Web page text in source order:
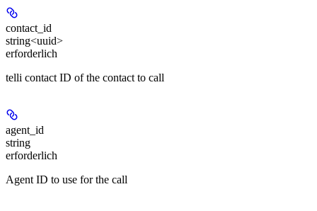
contact_id
string<uuid>
erforderlich
telli contact ID of the contact to call
agent_id
string
erforderlich
Agent ID to use for the call